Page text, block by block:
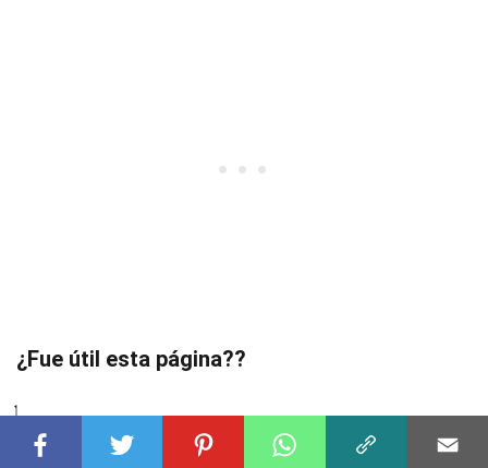
¿Fue útil esta página??
Nuestro compromiso con los hechos creíbles